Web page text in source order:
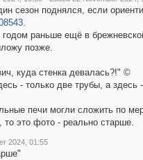
сезон поднялся, если
.
раньше ещë в
позже.
куда стенка девалась?!" ©
- только две трубы, а здесь
печи могли сложить по
то это фото - реально старше.
2024, 01:55